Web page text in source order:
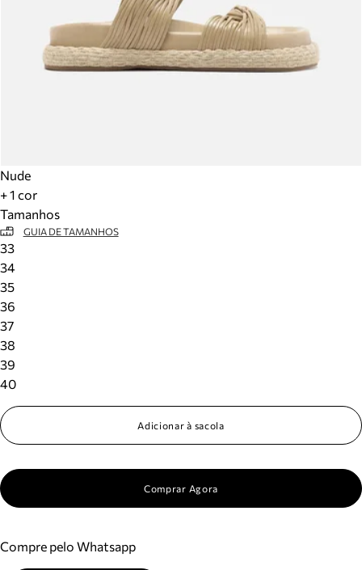
Nude
+ 1 cor
Tamanhos
GUIA DE TAMANHOS
33
34
35
36
37
38
39
40
Adicionar à sacola
Comprar Agora
Compre pelo Whatsapp